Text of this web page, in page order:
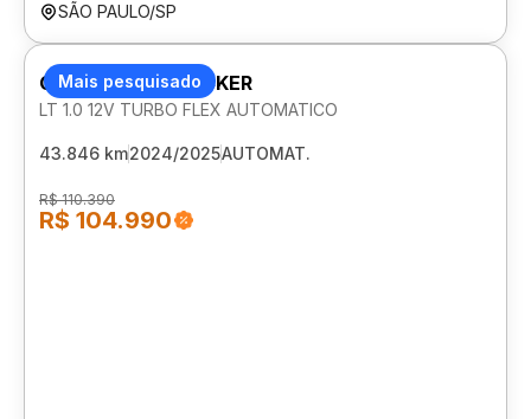
SÃO PAULO/SP
Mais pesquisado
CHEVROLET TRACKER
LT 1.0 12V TURBO FLEX AUTOMATICO
43.846 km2024/2025AUTOMAT.
R$ 110.390
R$ 104.990